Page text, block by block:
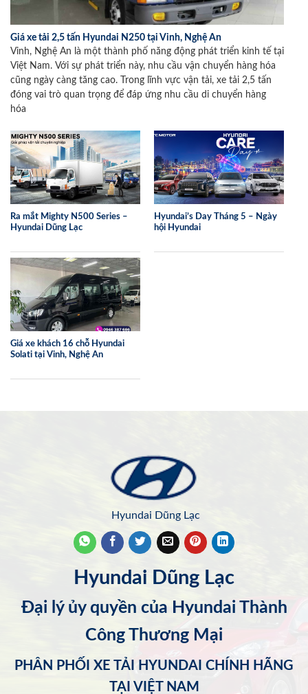
Giá xe tải 2,5 tấn Hyundai N250 tại Vinh, Nghệ An
Vinh, Nghệ An là một thành phố năng động phát triển kinh tế tại
Việt Nam. Với sự phát triển này, nhu cầu vận chuyển hàng hóa
cũng ngày càng tăng cao. Trong lĩnh vực vận tải, xe tải 2,5 tấn
đóng vai trò quan trọng để đáp ứng nhu cầu di chuyển hàng
hóa
Ra mắt Mighty N500 Series –
Hyundai Dũng Lạc
Hyundai’s Day Tháng 5 – Ngày
hội Hyundai
Giá xe khách 16 chỗ Hyundai
Solati tại Vinh, Nghệ An
Hyundai Dũng Lạc
Hyundai Dũng Lạc
Đại lý ủy quyền của Hyundai Thành
Công Thương Mại
PHÂN PHỐI XE TẢI HYUNDAI CHÍNH HÃNG
TẠI VIỆT NAM